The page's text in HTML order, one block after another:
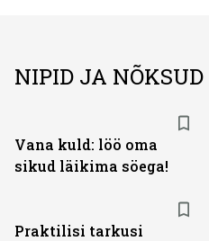
NIPID JA NÕKSUD
Vana kuld: löö oma
sikud läikima söega!
Praktilisi tarkusi